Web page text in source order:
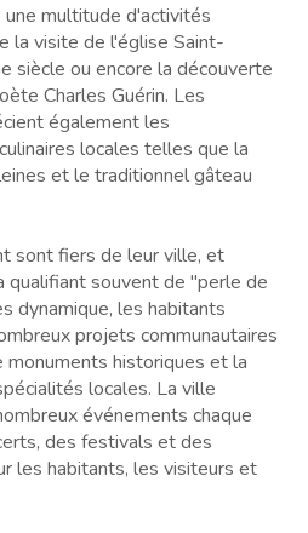
multitude d'activités
la visite de l'église Saint-
siècle ou encore la découverte
Charles Guérin. Les
également les
locales telles que la
et le traditionnel gâteau
sont fiers de leur ville, et
qualifiant souvent de "perle de
dynamique, les habitants
projets communautaires
historiques et la
locales. La ville
événements chaque
des festivals et des
les habitants, les visiteurs et